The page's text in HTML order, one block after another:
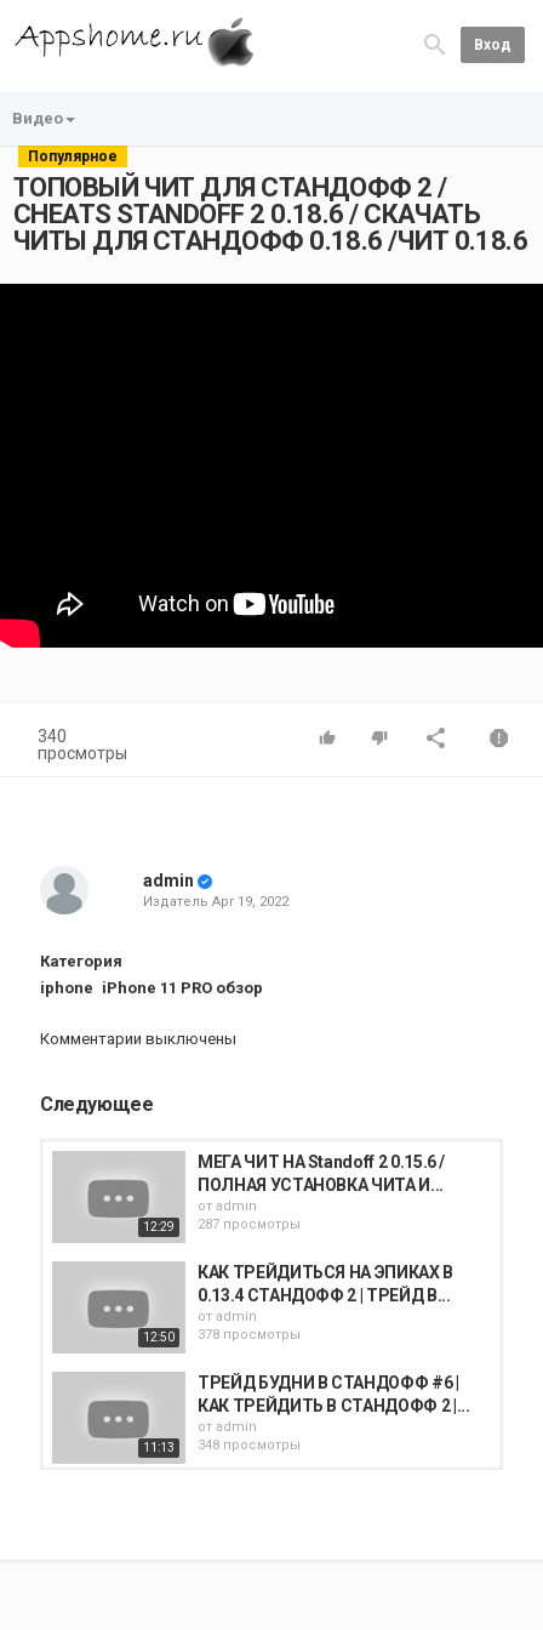
Вход
Видео
Популярное
ТОПОВЫЙ ЧИТ ДЛЯ СТАНДОФФ 2 /
CHEATS STANDOFF 2 0.18.6 / СКАЧАТЬ
ЧИТЫ ДЛЯ СТАНДОФФ 0.18.6 /ЧИТ 0.18.6
340
просмотры
admin
Издатель Apr 19, 2022
Категория
iphone iPhone 11 PRO обзор
Комментарии выключены
Следующее
12:29
МЕГА ЧИТ НА Standoff 2 0.15.6 /
ПОЛНАЯ УСТАНОВКА ЧИТА И...
от admin
287 просмотры
12:50
КАК ТРЕЙДИТЬСЯ НА ЭПИКАХ В
0.13.4 СТАНДОФФ 2 | ТРЕЙД В...
от admin
378 просмотры
11:13
ТРЕЙД БУДНИ В СТАНДОФФ #6 |
КАК ТРЕЙДИТЬ В СТАНДОФФ 2 |...
от admin
348 просмотры